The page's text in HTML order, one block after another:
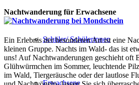
Schüler/ Schülerinnen
Erwachsene
Nachtwanderung für Erwachsene
Ein Erlebnis der besonderen Art ist eine
kleinen Gruppe. Nachts im Wald- das ist
uns! Auf Nachtwanderungen geschieht oft
Glühwürmchen im Sommer, leuchtende
im Wald, Tiergeräusche oder der lautlose